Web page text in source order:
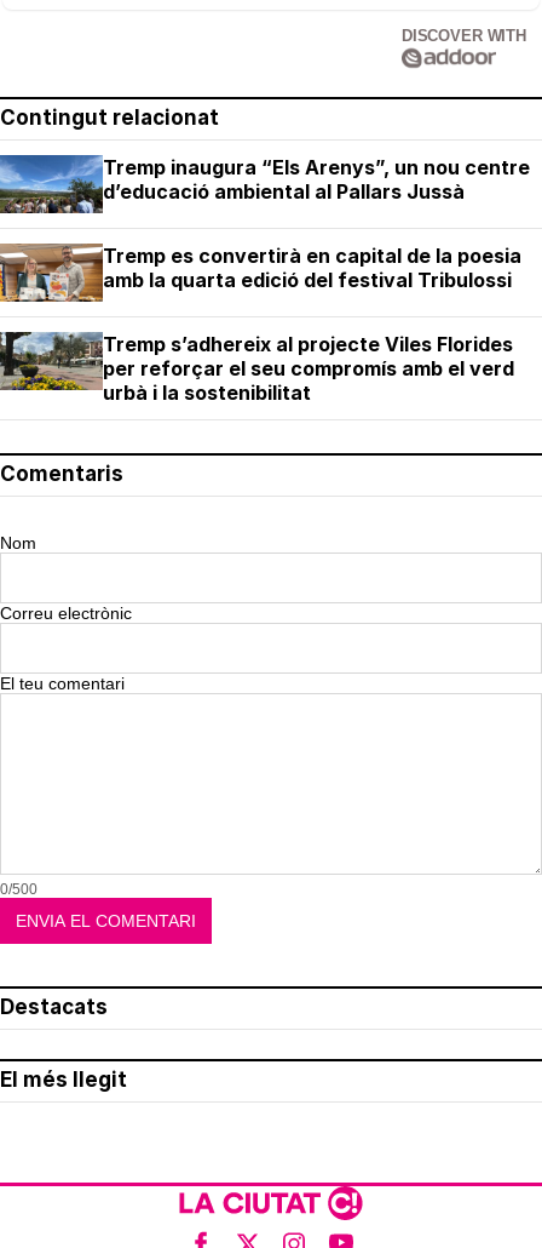
DISCOVER WITH
Contingut relacionat
Tremp inaugura “Els Arenys”, un nou centre
d’educació ambiental al Pallars Jussà
Tremp es convertirà en capital de la poesia
amb la quarta edició del festival Tribulossi
Tremp s’adhereix al projecte Viles Florides
per reforçar el seu compromís amb el verd
urbà i la sostenibilitat
Comentaris
Nom
Correu electrònic
El teu comentari
0/500
Destacats
El més llegit